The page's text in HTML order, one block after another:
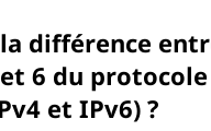
différence
6 du protocole
et IPv6) ?